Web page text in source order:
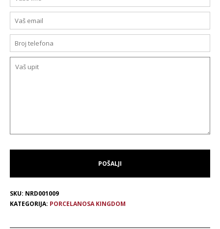
SKU: NRD001009
KATEGORIJA: PORCELANOSA KINGDOM